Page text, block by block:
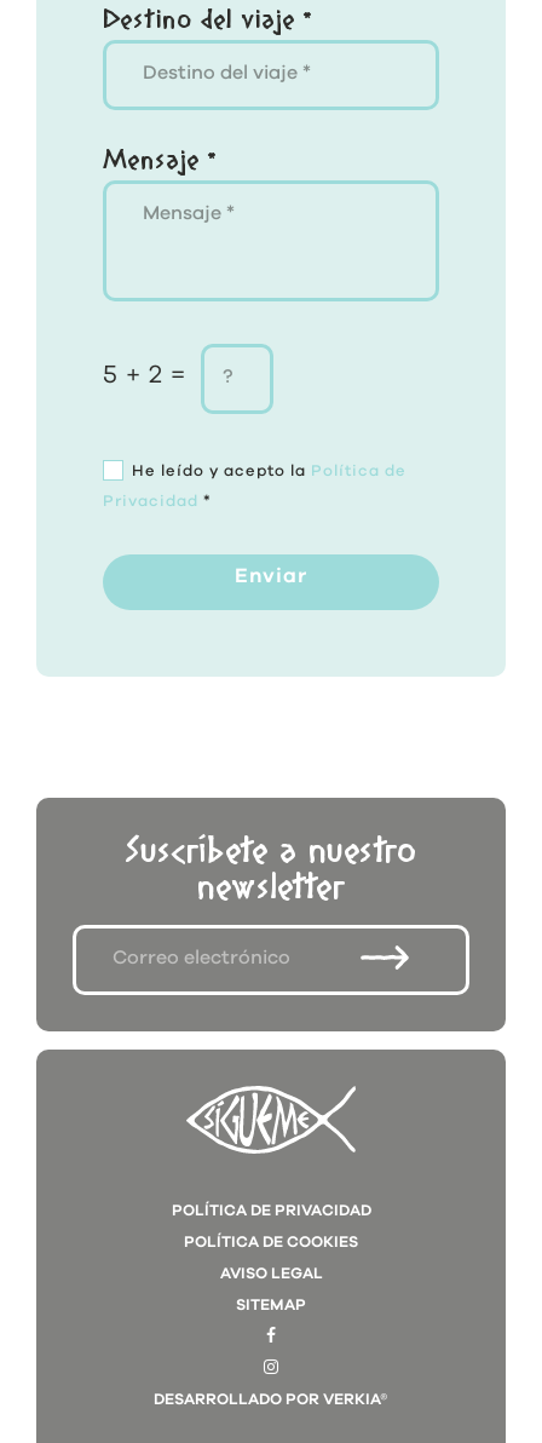
Destino del viaje *
Mensaje *
5 + 2 =
He leído y acepto la Política de
Privacidad *
Enviar
Suscríbete a nuestro
newsletter
POLÍTICA DE PRIVACIDAD
POLÍTICA DE COOKIES
AVISO LEGAL
SITEMAP
DESARROLLADO POR VERKIA®